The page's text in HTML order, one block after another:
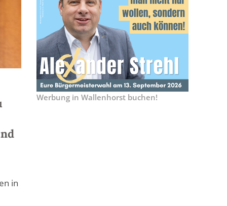
in
Werbung in Wallenhorst buchen!